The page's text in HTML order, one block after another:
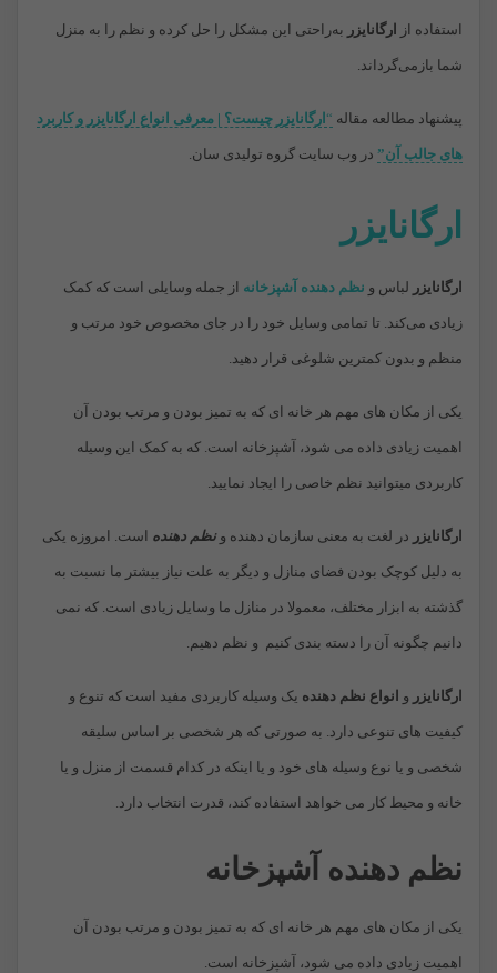
استفاده از ارگانایزر به‌راحتی این مشکل را حل کرده و نظم را به منزل
شما بازمی‌گرداند.
پیشنهاد مطالعه مقاله “ ارگانایزر چیست؟ | معرفی انواع ارگانایزر و کاربرد
های جالب آن” در وب سایت گروه تولیدی سان.
ارگانایزر
ارگانایزر لباس و نظم دهنده آشپزخانه از جمله وسایلی است که کمک
زیادی می‌‌کند. تا تمامی وسایل خود را در جای مخصوص خود مرتب و
منظم و بدون کمترین شلوغی قرار دهید.
یکی از مکان های مهم هر خانه ای که به تمیز بودن و مرتب بودن آن
اهمیت زیادی داده می شود، آشپزخانه است. که به کمک این وسیله
کاربردی میتوانید نظم خاصی را ایجاد نمایید.
ارگانایزر در لغت به معنی سازمان دهنده ونظم دهنده است. امروزه یکی
به دلیل کوچک بودن فضای منازل و دیگر به علت نیاز بیشتر ما نسبت به
گذشته به ابزار مختلف، معمولا در منازل ما وسایل زیادی است. که نمی
دانیم چگونه آن را دسته بندی کنیم و نظم دهیم.
ارگانایزر و انواع نظم دهنده یک وسیله کاربردی مفید است که تنوع و
کیفیت های تنوعی دارد. به صورتی که هر شخصی بر اساس سلیقه
شخصی و یا نوع وسیله های خود و یا اینکه در کدام قسمت از منزل و یا
خانه و محیط کار می خواهد استفاده کند، قدرت انتخاب دارد.
نظم دهنده آشپزخانه
یکی از مکان های مهم هر خانه ای که به تمیز بودن و مرتب بودن آن
اهمیت زیادی داده می شود، آشپزخانه است.